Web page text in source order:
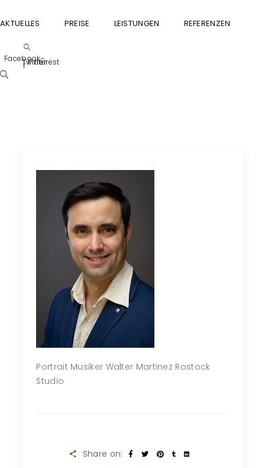
AKTUELLES PREISE LEISTUNGEN REFERENZEN
Facebook-
f
Twitter
Pinterest
Portrait Musiker Walter Martinez Rostock
Studio
Share on: